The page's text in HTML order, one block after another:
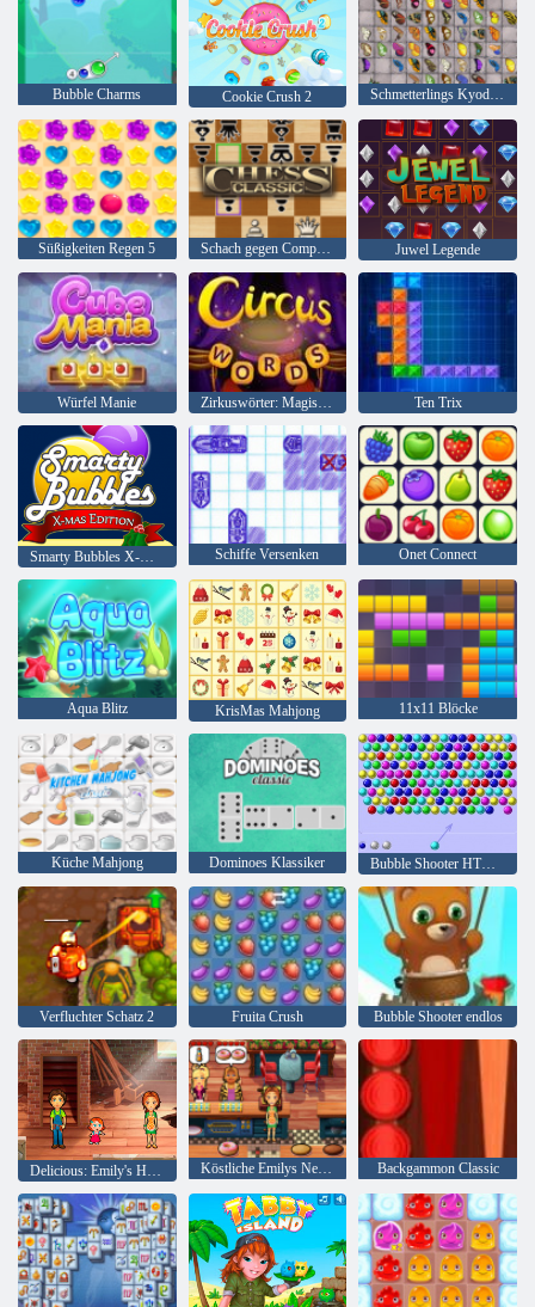
Bubble Charms Cookie Crush 2 Schmetterlings Kyodai HD
Süßigkeiten Regen 5 Schach gegen Computer Juwel Legende
Würfel Manie Zirkuswörter: Magisches Puzzle Ten Trix
Schiffe Versenken Onet Connect
Aqua Blitz KrisMas Mahjong 11x11 Blöcke
Küche Mahjong Dominoes Klassiker Bubble Shooter HTML5
Verfluchter Schatz 2 Fruita Crush Bubble Shooter endlos
Köstliche Emilys New Beginning Backgammon Classic